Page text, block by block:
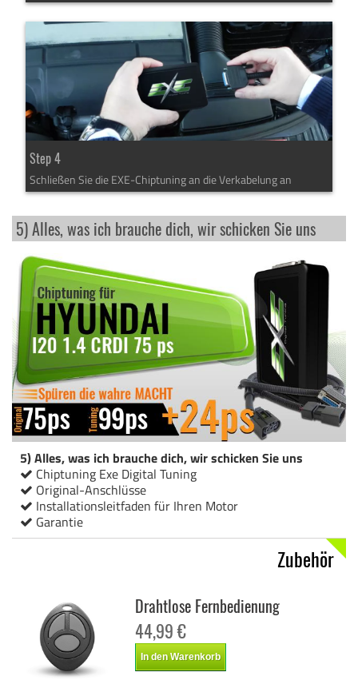
Step 4
Schließen Sie die EXE-Chiptuning an die Verkabelung an
5) Alles, was ich brauche dich, wir schicken Sie uns
5) Alles, was ich brauche dich, wir schicken Sie uns
Chiptuning Exe Digital Tuning
Original-Anschlüsse
Installationsleitfaden für Ihren Motor
Garantie
Zubehör
Drahtlose Fernbedienung
44,99 €
In den Warenkorb